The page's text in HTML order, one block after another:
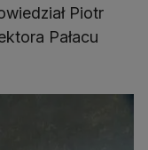
Piotr
Pałacu